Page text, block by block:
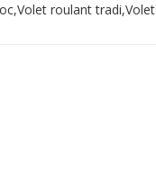
roulant tradi,Volet